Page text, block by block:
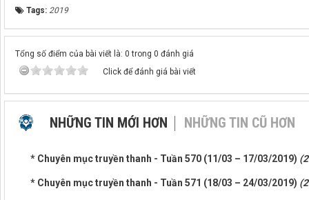
Tags: 2019
Tổng số điểm của bài viết là: 0 trong 0 đánh giá
Click để đánh giá bài viết
NHỮNG TIN MỚI HƠN NHỮNG TIN CŨ HƠN
* Chuyên mục truyền thanh - Tuần 570 (11/03 – 17/03/2019)
* Chuyên mục truyền thanh - Tuần 571 (18/03 – 24/03/2019)